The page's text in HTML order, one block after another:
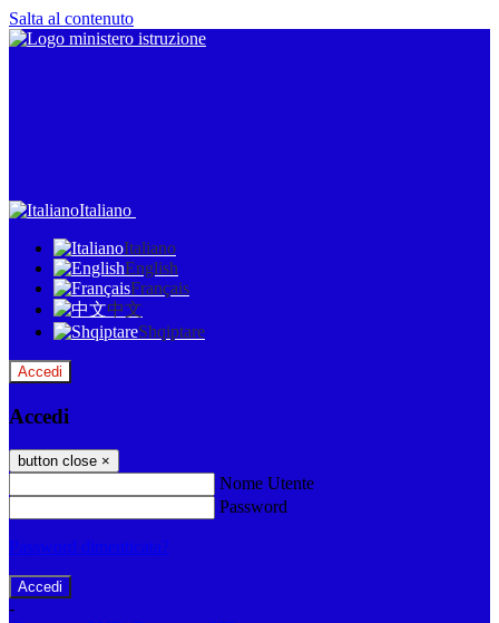
Salta al contenuto
Italiano
Italiano
English
Français
中文
Shqiptare
Accedi
Accedi
button close ×
Nome Utente
Password
Password dimenticata?
-